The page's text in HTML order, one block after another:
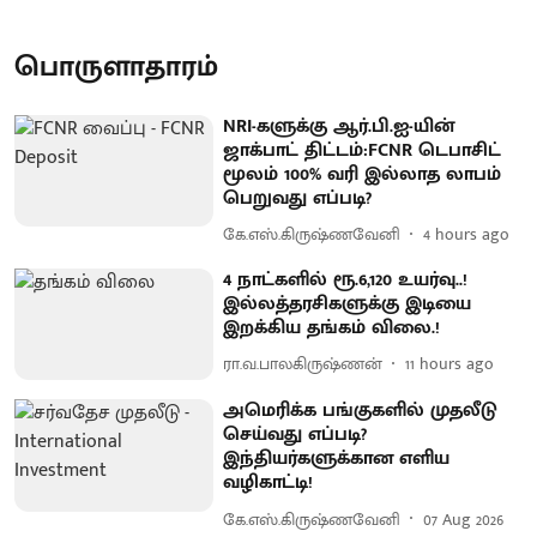
பொருளாதாரம்
NRI-களுக்கு ஆர்.பி.ஐ-யின்
ஜாக்பாட் திட்டம்:FCNR டெபாசிட்
மூலம் 100% வரி இல்லாத லாபம்
பெறுவது எப்படி?
கே.எஸ்.கிருஷ்ணவேனி 4 hours ago
4 நாட்களில் ரூ.6,120 உயர்வு..!
இல்லத்தரசிகளுக்கு இடியை
இறக்கிய தங்கம் விலை.!
ரா.வ.பாலகிருஷ்ணன் 11 hours ago
அமெரிக்க பங்குகளில் முதலீடு
செய்வது எப்படி?
இந்தியர்களுக்கான எளிய
வழிகாட்டி!
கே.எஸ்.கிருஷ்ணவேனி 07 Aug 2026